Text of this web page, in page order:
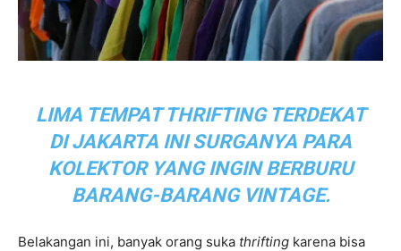
LIMA TEMPAT THRIFTING TERDEKAT
DI JAKARTA INI SURGANYA PARA
KOLEKTOR YANG INGIN BERBURU
BARANG-BARANG VINTAGE.
Belakangan ini, banyak orang suka thrifting karena bisa